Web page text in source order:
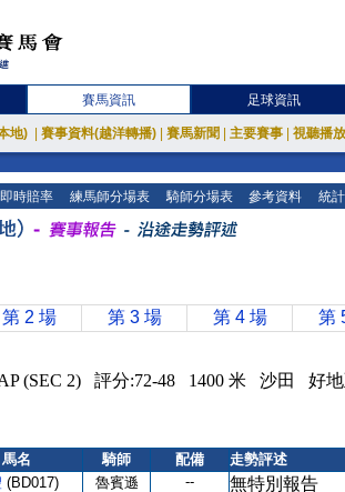
賽馬資訊 足球資訊
地) 賽事資料(越洋轉播) 賽馬新聞 主要賽事 視聽播
即時賠率 練馬師分場表 騎師分場表 參考資料 統
第 2 場 第 3 場 第 4 場 第
(SEC 2) 評分:72-48 1400 米 沙田 好
馬名 騎師 配備
走勢評述
(BD017) 魯賓遜 -- 無特別報告